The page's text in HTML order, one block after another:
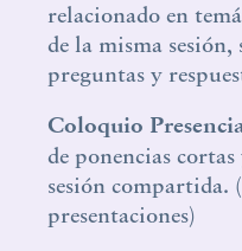
relacionado en
de la misma
preguntas y
Coloquio
de ponencias
sesión compartida.
presentaciones)